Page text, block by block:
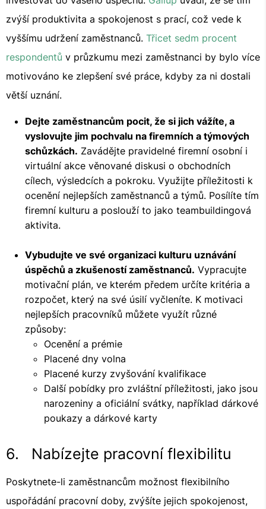
zvýší produktivita a spokojenost s prací, což vede k
vyššímu udržení zaměstnanců. Třicet sedm procent
respondentů v průzkumu mezi zaměstnanci by bylo více
motivováno ke zlepšení své práce, kdyby za ni dostali
větší uznání.
Dejte zaměstnancům pocit, že si jich vážíte, a
vyslovujte jim pochvalu na firemních a týmových
schůzkách. Zavádějte pravidelné firemní osobní i
virtuální akce věnované diskusi o obchodních
cílech, výsledcích a pokroku. Využijte příležitosti k
ocenění nejlepších zaměstnanců a týmů. Posílíte tím
firemní kulturu a poslouží to jako teambuildingová
aktivita.
Vybudujte ve své organizaci kulturu uznávání
úspěchů a zkušeností zaměstnanců. Vypracujte
motivační plán, ve kterém předem určíte kritéria a
rozpočet, který na své úsilí vyčleníte. K motivaci
nejlepších pracovníků můžete využít různé
způsoby:
Ocenění a prémie
Placené dny volna
Placené kurzy zvyšování kvalifikace
Další pobídky pro zvláštní příležitosti, jako jsou
narozeniny a oficiální svátky, například dárkové
poukazy a dárkové karty
6. Nabízejte pracovní flexibilitu
Poskytnete-li zaměstnancům možnost flexibilního
uspořádání pracovní doby, zvýšíte jejich spokojenost,